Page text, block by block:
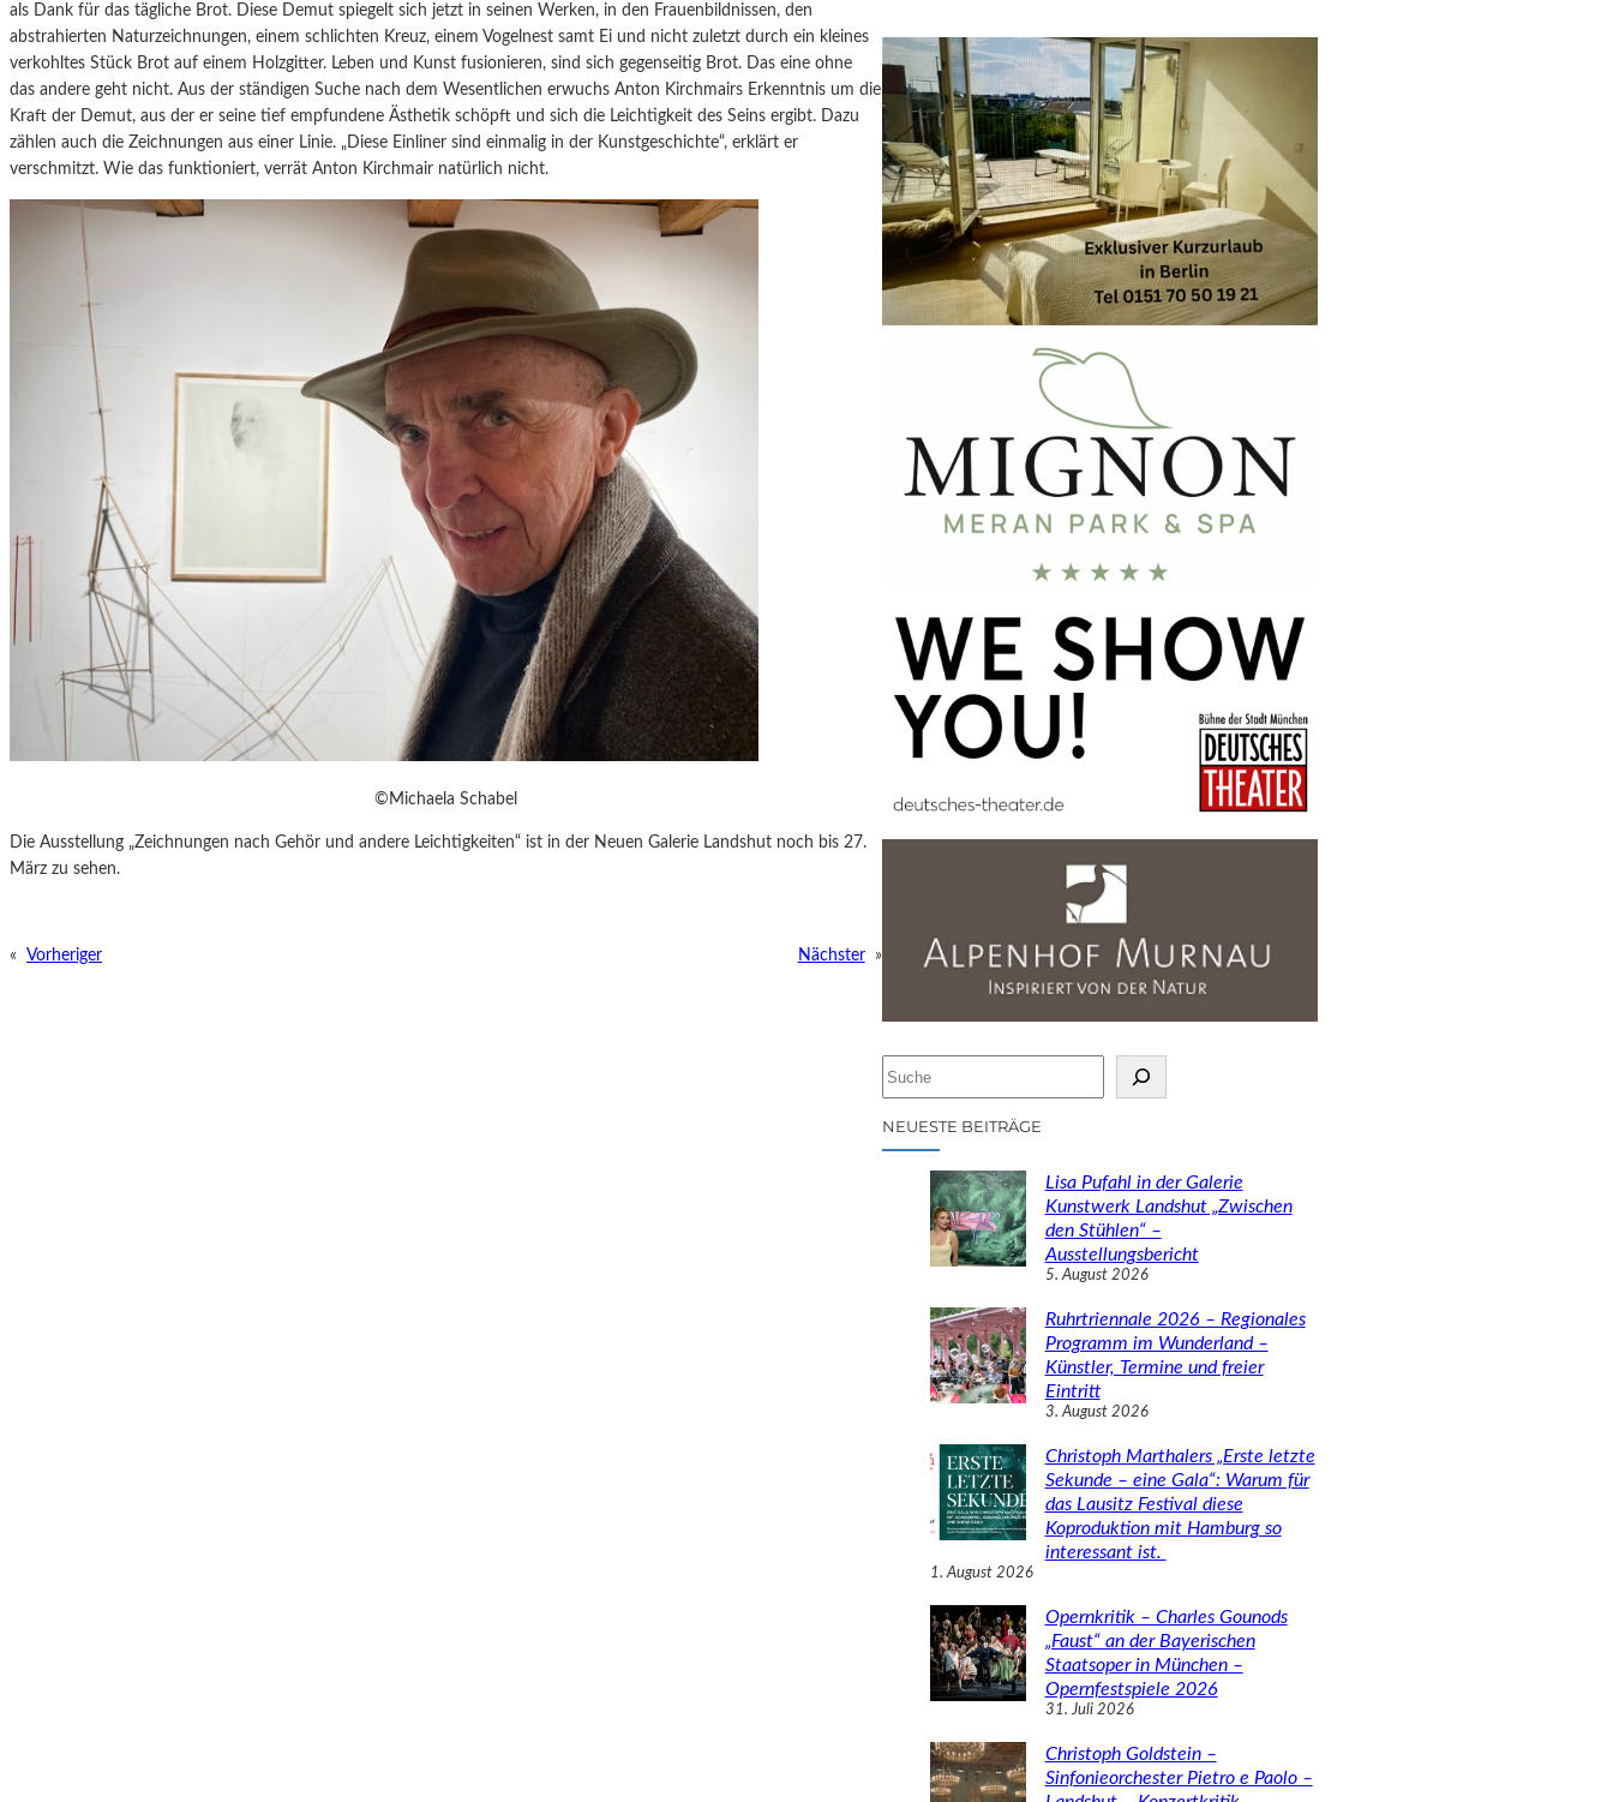
als Dank für das tägliche Brot. Diese Demut spiegelt sich jetzt in seinen Werken, in den Frauenbildnissen, den
abstrahierten Naturzeichnungen, einem schlichten Kreuz, einem Vogelnest samt Ei und nicht zuletzt durch ein kleines
verkohltes Stück Brot auf einem Holzgitter. Leben und Kunst fusionieren, sind sich gegenseitig Brot. Das eine ohne
das andere geht nicht. Aus der ständigen Suche nach dem Wesentlichen erwuchs Anton Kirchmairs Erkenntnis um die
Kraft der Demut, aus der er seine tief empfundene Ästhetik schöpft und sich die Leichtigkeit des Seins ergibt. Dazu
zählen auch die Zeichnungen aus einer Linie. „Diese Einliner sind einmalig in der Kunstgeschichte“, erklärt er
verschmitzt. Wie das funktioniert, verrät Anton Kirchmair natürlich nicht.
©Michaela Schabel
Die Ausstellung „Zeichnungen nach Gehör und andere Leichtigkeiten“ ist in der Neuen Galerie Landshut noch bis 27.
März zu sehen.
« Vorheriger Nächster »
S
u
c
h
NEUESTE BEITRÄGE
Lisa Pufahl in der Galerie
Kunstwerk Landshut „Zwischen
den Stühlen“ –
Ausstellungsbericht
5. August 2026
Ruhrtriennale 2026 – Regionales
Programm im Wunderland –
Künstler, Termine und freier
Eintritt
3. August 2026
Christoph Marthalers „Erste letzte
Sekunde – eine Gala“: Warum für
das Lausitz Festival diese
Koproduktion mit Hamburg so
interessant ist.
1. August 2026
Opernkritik – Charles Gounods
„Faust“ an der Bayerischen
Staatsoper in München –
Opernfestspiele 2026
31. Juli 2026
Christoph Goldstein –
Sinfonieorchester Pietro e Paolo –